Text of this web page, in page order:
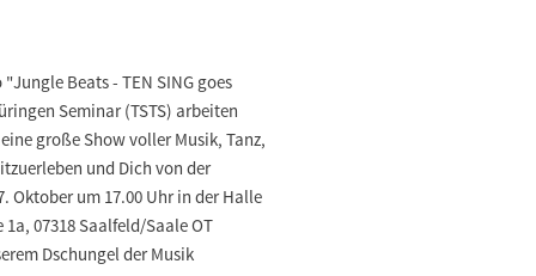
Beats - TEN SING goes
Seminar (TSTS) arbeiten
große Show voller Musik, Tanz,
und Dich von der
Oktober um 17.00 Uhr in der Halle
07318 Saalfeld/Saale OT
Dschungel der Musik